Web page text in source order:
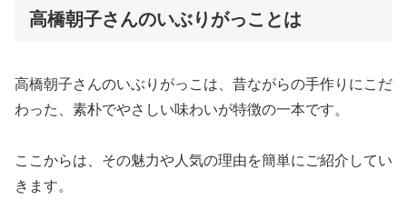
高橋朝子さんのいぶりがっことは
高橋朝子さんのいぶりがっこは、昔ながらの手作りにこだ
わった、素朴でやさしい味わいが特徴の一本です。
ここからは、その魅力や人気の理由を簡単にご紹介してい
きます。